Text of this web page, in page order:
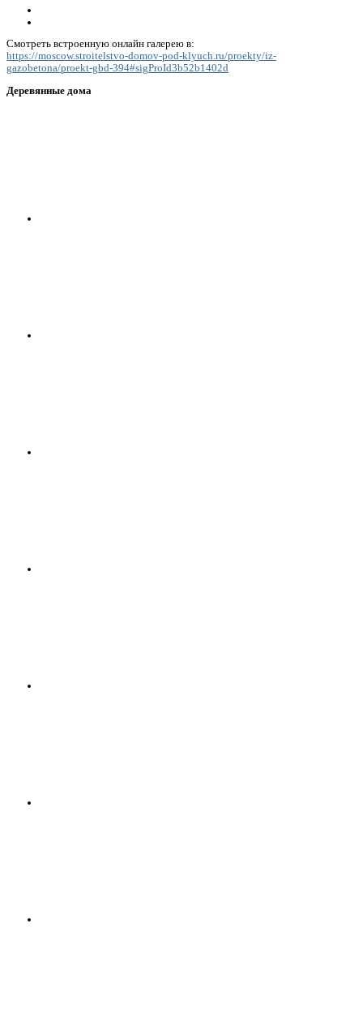
Смотреть встроенную онлайн галерею в:
https://moscow.stroitelstvo-domov-pod-klyuch.ru/proekty/iz-
gazobetona/proekt-gbd-394#sigProId3b52b1402d
Деревянные дома